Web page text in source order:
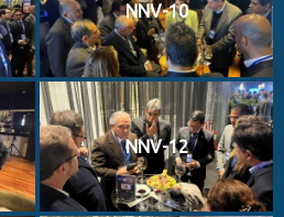
NNV-10
NNV-12